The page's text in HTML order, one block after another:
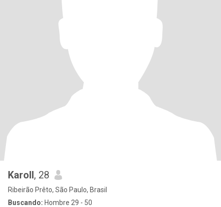
Karoll, 28
Ribeirão Prêto, São Paulo, Brasil
Buscando: Hombre 29 - 50